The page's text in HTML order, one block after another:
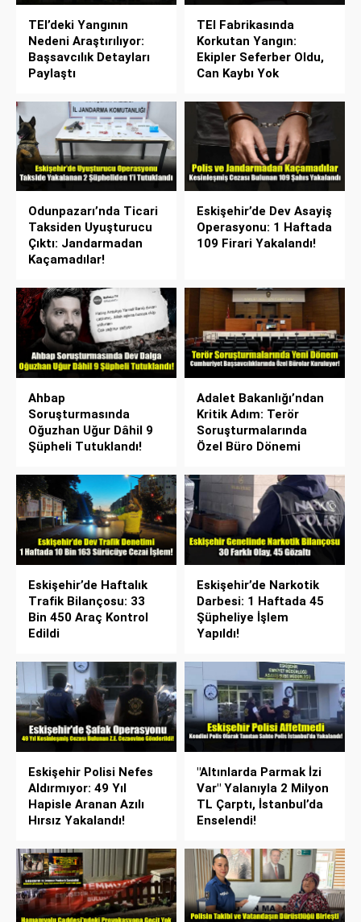
TEI’deki Yangının
Nedeni Araştırılıyor:
Başsavcılık Detayları
Paylaştı
TEI Fabrikasında
Korkutan Yangın:
Ekipler Seferber Oldu,
Can Kaybı Yok
Odunpazarı’nda Ticari
Taksiden Uyuşturucu
Çıktı: Jandarmadan
Kaçamadılar!
Eskişehir’de Dev Asayiş
Operasyonu: 1 Haftada
109 Firari Yakalandı!
Ahbap
Soruşturmasında
Oğuzhan Uğur Dâhil 9
Şüpheli Tutuklandı!
Adalet Bakanlığı’ndan
Kritik Adım: Terör
Soruşturmalarında
Özel Büro Dönemi
Eskişehir’de Haftalık
Trafik Bilançosu: 33
Bin 450 Araç Kontrol
Edildi
Eskişehir’de Narkotik
Darbesi: 1 Haftada 45
Şüpheliye İşlem
Yapıldı!
Eskişehir Polisi Nefes
Aldırmıyor: 49 Yıl
Hapisle Aranan Azılı
Hırsız Yakalandı!
"Altınlarda Parmak İzi
Var" Yalanıyla 2 Milyon
TL Çarptı, İstanbul’da
Enselendi!